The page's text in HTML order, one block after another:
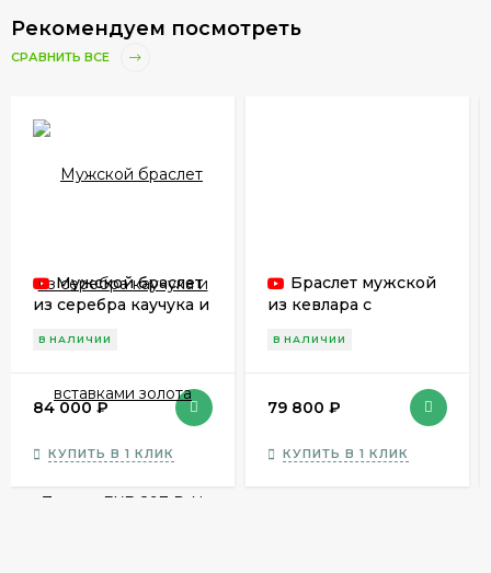
Рекомендуем посмотреть
СРАВНИТЬ ВСЕ
Мужской браслет
из серебра каучука и
Zancan EXB 297 R-N
В НАЛИЧИИ
84 000₽
КУПИТЬ В 1 КЛИК
Браслет мужской
из кевлара с
золота Zancan EXB
В НАЛИЧИИ
79 800 ₽
КУПИТЬ В 1 КЛИК